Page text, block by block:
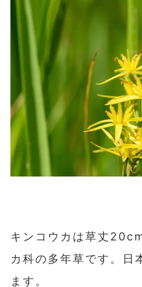
キンコウカは草丈
カ科の多年草です。日
ます。